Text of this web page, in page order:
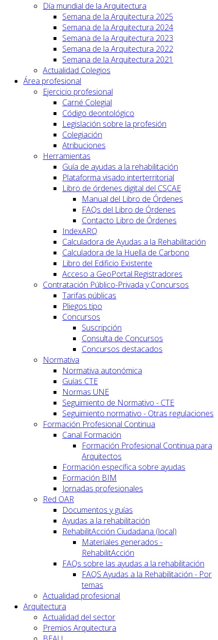
Día mundial de la Arquitectura
Semana de la Arquitectura 2025
Semana de la Arquitectura 2024
Semana de la Arquitectura 2023
Semana de la Arquitectura 2022
Semana de la Arquitectura 2021
Actualidad Colegios
Área profesional
Ejercicio profesional
Carné Colegial
Código deontológico
Legislación sobre la profesión
Colegiación
Atribuciones
Herramientas
Guía de ayudas a la rehabilitación
Plataforma visado interterritorial
Libro de órdenes digital del CSCAE
Manual del Libro de Órdenes
FAQs del Libro de Órdenes
Contacto Libro de Órdenes
IndexARQ
Calculadora de Ayudas a la Rehabilitación
Calculadora de la Huella de Carbono
Libro del Edificio Existente
Acceso a GeoPortal.Registradores
Contratación Público-Privada y Concursos
Tarifas públicas
Pliegos tipo
Concursos
Suscripción
Consulta de Concursos
Concursos destacados
Normativa
Normativa autonómica
Guías CTE
Normas UNE
Seguimiento de Normativo - CTE
Seguimiento normativo - Otras regulaciones
Formación Profesional Continua
Canal Formación
Formación Profesional Continua para
Arquitectos
Formación específica sobre ayudas
Formación BIM
Jornadas profesionales
Red OAR
Documentos y guías
Ayudas a la rehabilitación
RehabilitAcción Ciudadana (local)
Materiales generados -
RehabilitAcción
FAQs sobre las ayudas a la rehabilitación
FAQS Ayudas a la Rehabilitación - Por
temas
Actualidad profesional
Arquitectura
Actualidad del sector
Premios Arquitectura